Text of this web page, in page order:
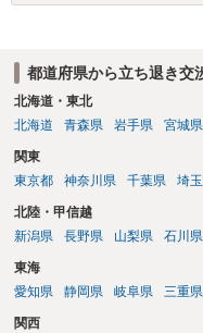
都道府県から立ち退き交
北海道・東北
北海道
青森県 岩手県 宮城県
関東
東京都
神奈川県 千葉県 埼
北陸・甲信越
新潟県
長野県 山梨県 石川県
東海
愛知県
静岡県 岐阜県 三重県
関西